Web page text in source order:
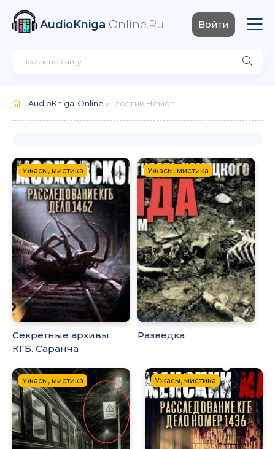
AudioKniga Online.Ru Войти
AudioKniga-Online » Георгий Немов
Ужасы, мистика
Секретные архивы
КГБ. Саранча
Ужасы, мистика
Разведка
Ужасы, мистика Ужасы, мистика